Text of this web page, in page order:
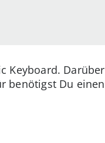
Keyboard. Darüber
benötigst Du einen